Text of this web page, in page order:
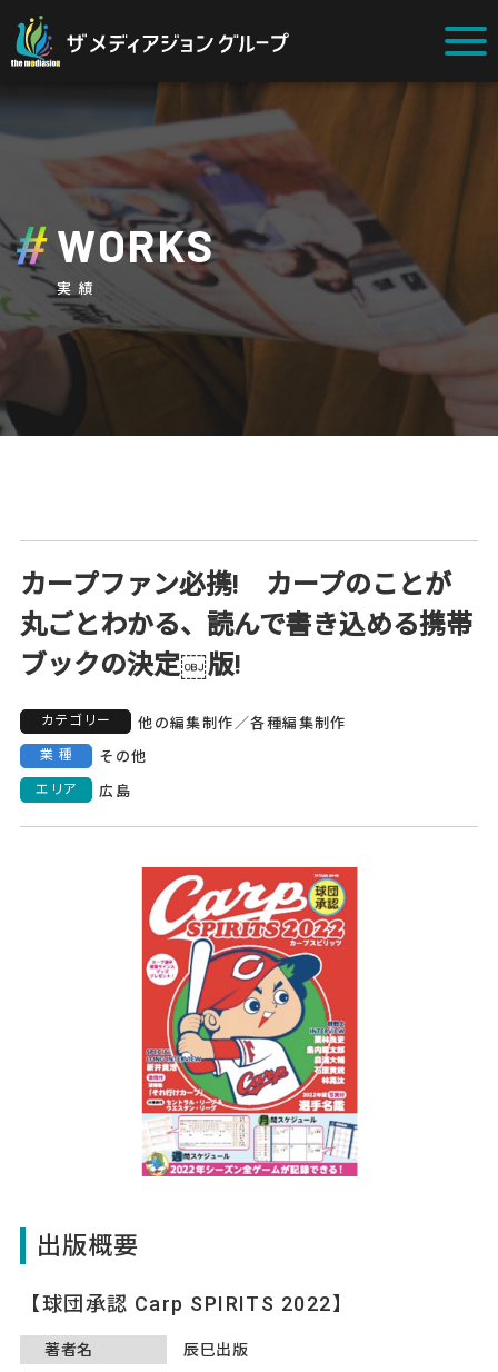
WORKS
実績
カープファン必携! カープのことが
丸ごとわかる、読んで書き込める携帯
ブックの決定￼版!
カテゴリー 他の編集制作 ／各種編集制作
業種 その他
エリア 広島
出版概要
球団承認 Carp SPIRITS 2022
著者名 辰巳出版